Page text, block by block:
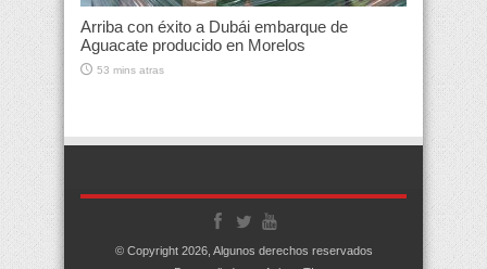
Arriba con éxito a Dubái embarque de
Aguacate producido en Morelos
53 mins atras
© Copyright 2026, Algunos derechos reservados